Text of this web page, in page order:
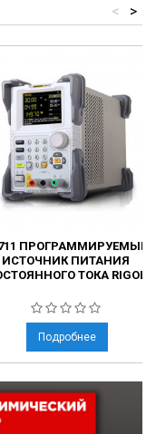
>
<
ПРОГРАММИРУЕМЫЙ
ИСТОЧНИК ПИТАНИЯ
ТОКА RIGOL
Подробнее